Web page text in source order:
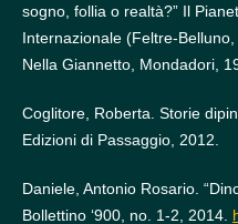
sogno, follia o realtà?” Il
Internazionale (Feltre-
Nella Giannetto, Mondadori,
Coglitore, Roberta. Storie
Edizioni di Passaggio, 2012.
Daniele, Antonio Rosario.
Bollettino ‘900, no. 1-2, 2014.